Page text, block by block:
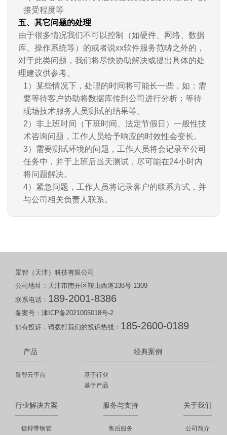
接受程度等
五、其它问题的处理
由于很多情况我们不可以控制（如硬件、网络、数据
库、操作系统等）的或者说xx软件服务范畴之外的，
对于此类问题，我们将尽快协助解决或提出具体的处
理建议供参考。
1）某些情况下，处理的时间将可能长一些，如：需
要等待客户协助将数据库传到公司进行分析；等待
现场技术服务人员测试的结果等。
2）非上班时间（下班时间、法定节假日）一般性技
术咨询问题，工作人员给予响应的时效性会变长。
3）需要测试环境的问题，工作人员将会记录至公司
任务中，并于上班后当天测试，尽可能在24小时内
将问题解决。
4）紧急问题，工作人员将记录客户的联系方式，并
与公司相关负责人联系。
景智（天津）科技有限公司
公司地址：天津市南开区鞍山西道338号-1309
联系电话： 189-2001-8386
备案号： 津ICP备2021005018号-2
如有投诉，请拨打我们的投诉热线： 185-2600-0189
产品
景智云平台
经典案例
基于行业
基于产品
行业解决方案
镀锌带钢管
服务与支持
售后服务
关于我们
公司简介